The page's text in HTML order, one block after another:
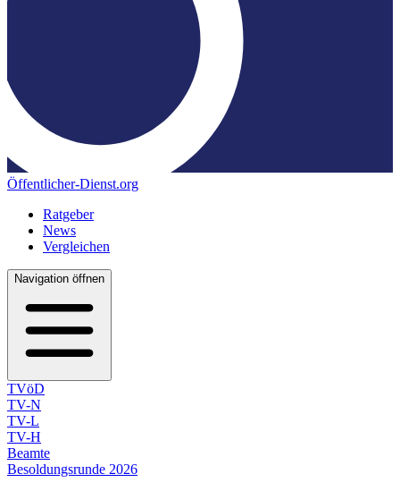
Öffentlicher-Dienst.org
Ratgeber
News
Vergleichen
Navigation öffnen
TVöD
TV-N
TV-L
TV-H
Beamte
Besoldungsrunde 2026